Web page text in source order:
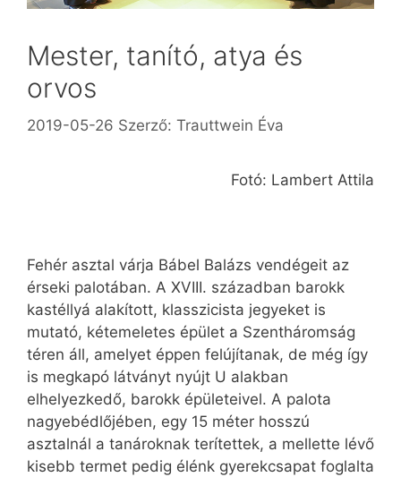
Mester, tanító, atya és
orvos
2019-05-26 Szerző: Trauttwein Éva
Fotó: Lambert Attila
Fehér asztal várja Bábel Balázs vendégeit az
érseki palotában. A XVIII. században barokk
kastéllyá alakított, klasszicista jegyeket is
mutató, kétemeletes épület a Szentháromság
téren áll, amelyet éppen felújítanak, de még így
is megkapó látványt nyújt U alakban
elhelyezkedő, barokk épületeivel. A palota
nagyebédlőjében, egy 15 méter hosszú
asztalnál a tanároknak terítettek, a mellette lévő
kisebb termet pedig élénk gyerekcsapat foglalta